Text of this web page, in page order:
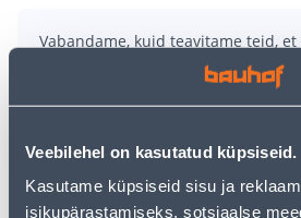
Veebilehel on kasutatud küpsiseid.
Kasutame küpsiseid sisu ja
isikupärastamiseks, sotsiaalse
Vabandame, kuid teavitame teid,
hetkel suure nõudluse tõttu
pakume suurepäraseid alternatiive
tootekategooriast, mis võivad teile
Teie ostlemisrõõm ei pea aga siin
kasutades meie võimsat